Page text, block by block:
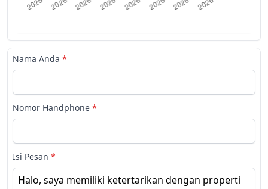
Nama Anda *
Nomor Handphone *
Isi Pesan *